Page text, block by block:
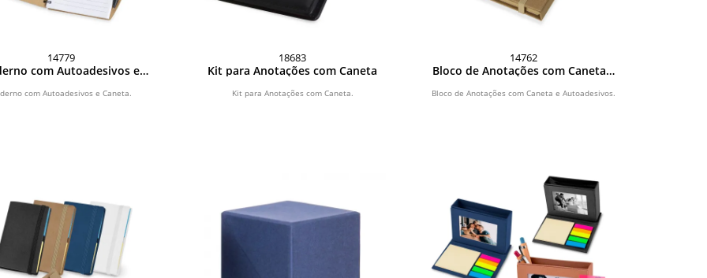
14779
com Autoadesivos e
com Autoadesivos e Caneta.
18683
Kit para Anotações com Caneta
Kit para Anotações com Caneta.
14762
Bloco de Anotações com Caneta e
Bloco de Anotações com Caneta e Autoadesivos.